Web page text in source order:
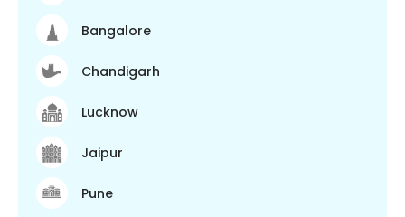
Bangalore
Chandigarh
Lucknow
Jaipur
Pune